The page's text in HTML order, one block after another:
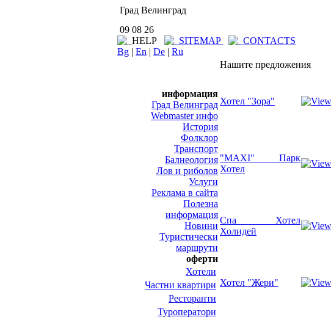
Град Велинград
09 08 26
Bg | En | De | Ru
информация
Град Велинград
Webmaster инфо
История
Фолклор
Транспорт
Балнеология
Лов и риболов
Услуги
Реклама в сайта
Полезна
информация
Новини
Туристически
маршрути
оферти
Хотели
Частни квартири
Ресторанти
Туроператори
Нашите предложения
Хотел "Зора"
"MAXI" Парк
Хотел
Спа Хотел
Холидей
Хотел "Жери"